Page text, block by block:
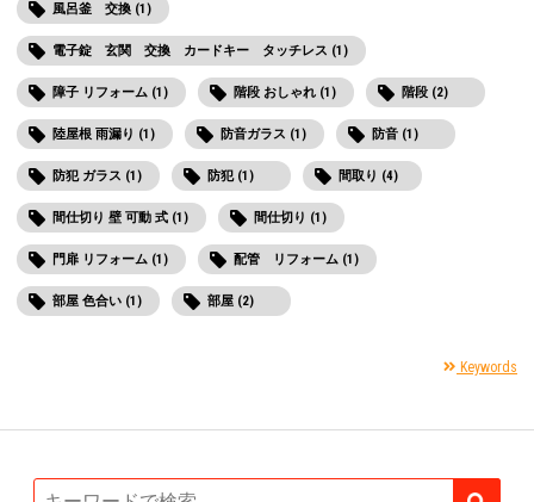
風呂釜 交換 (1)
電子錠 玄関 交換 カードキー タッチレス (1)
障子 リフォーム (1) 階段 おしゃれ (1) 階段 (2)
陸屋根 雨漏り (1) 防音ガラス (1) 防音 (1)
防犯 ガラス (1) 防犯 (1) 間取り (4)
間仕切り 壁 可動 式 (1) 間仕切り (1)
門扉 リフォーム (1) 配管 リフォーム (1)
部屋 色合い (1) 部屋 (2)
Keywords